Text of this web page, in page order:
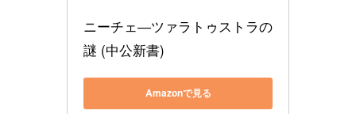
ニーチェ―ツァラトゥストラの
謎 (中公新書)
Amazonで見る